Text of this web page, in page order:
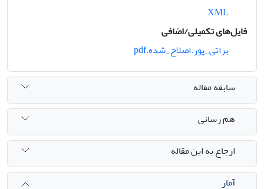
فایل‌های تکمیلی/اضافی
براتی_پور.اصلاح_شده.pdf
سابقه مقاله
هم رسانی
ارجاع به این مقاله
آمار